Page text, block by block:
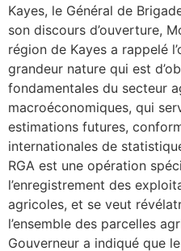
Kayes, le Général de
son discours d’ouverture,
région de Kayes a rappelé
grandeur nature qui est
fondamentales du secteur
macroéconomiques, qui
estimations futures,
internationales de
RGA est une opération
l’enregistrement des
agricoles, et se veut
l’ensemble des parcelles
Gouverneur a indiqué que